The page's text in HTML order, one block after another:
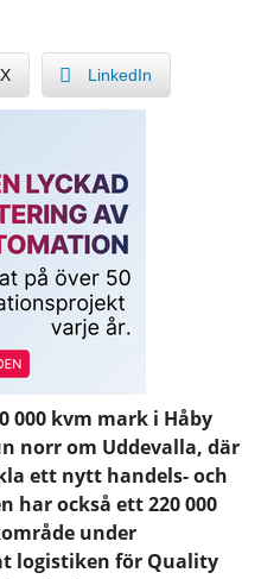
LinkedIn
000 kvm mark i Håby
norr om Uddevalla, där
ett nytt handels- och
har också ett 220 000
under
logistiken för Quality